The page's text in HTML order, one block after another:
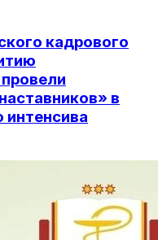
кадрового
в
интенсива